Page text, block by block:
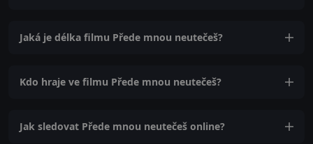
Jaká je délka filmu Přede mnou neutečeš?
Kdo hraje ve filmu Přede mnou neutečeš?
Jak sledovat Přede mnou neutečeš online?